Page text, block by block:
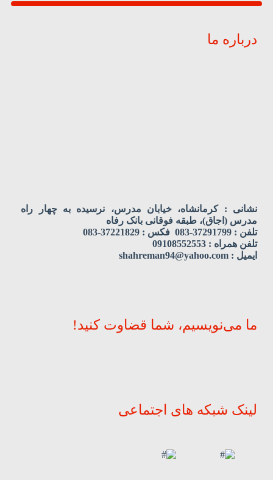
درباره ما
نشانی : کرمانشاه، خیابان مدرس، نرسیده به چهار راه
مدرس (اجاق)، طبقه فوقانی بانک رفاه
تلفن : 37291799-083 فکس : 37221829-083
تلفن همراه : 09108552553
ایمیل : shahreman94@yahoo.com
ما می‌نویسیم، شما قضاوت کنید!
لینک شبکه های اجتماعی